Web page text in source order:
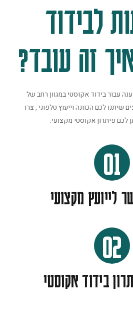
לבידוד
זה עובד?
עבור בידוד אקוסטי במגוון רחב של
שיתנו לכם הכוונה וייעוץ טלפוני , צרו
לכם פיתרון אקוסטי מקצועי.
01
לייועץ מקצועי
02
בידוד אקוסטי